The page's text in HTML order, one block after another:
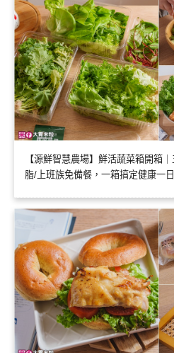
【源鮮智慧農場】鮮活蔬菜箱開箱
脂/上班族免備餐，一箱搞定健康一